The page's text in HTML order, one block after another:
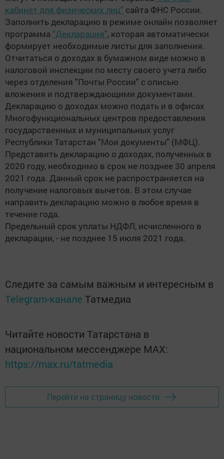
кабинет для физических лиц" сайта ФНС России.
Заполнить декларацию в режиме онлайн позволяет
программа "Декларация", которая автоматически
формирует необходимые листы для заполнения.
Отчитаться о доходах в бумажном виде можно в
налоговой инспекции по месту своего учета либо
через отделения "Почты России" с описью
вложения и подтверждающими документами.
Декларацию о доходах можно подать и в офисах
Многофункциональных центров предоставления
государственных и муниципальных услуг
Республики Татарстан "Мои документы" (МФЦ).
Представить декларацию о доходах, полученных в
2020 году, необходимо в срок не позднее 30 апреля
2021 года. Данный срок не распространяется на
получение налоговых вычетов. В этом случае
направить декларацию можно в любое время в
течение года.
Предельный срок уплаты НДФЛ, исчисленного в
декларации, - не позднее 15 июля 2021 года.
Следите за самым важным и интересным в
Telegram-канале Татмедиа
Читайте новости Татарстана в
национальном мессенджере MАХ:
https://max.ru/tatmedia
Перейти на страницу новости